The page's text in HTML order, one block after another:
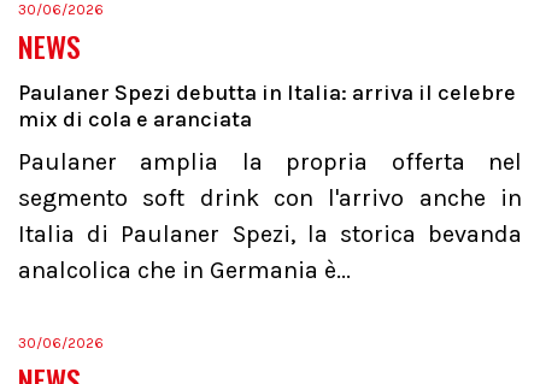
30/06/2026
NEWS
Paulaner Spezi debutta in Italia: arriva il celebre
mix di cola e aranciata
Paulaner amplia la propria offerta nel
segmento soft drink con l'arrivo anche in
Italia di Paulaner Spezi, la storica bevanda
analcolica che in Germania è...
30/06/2026